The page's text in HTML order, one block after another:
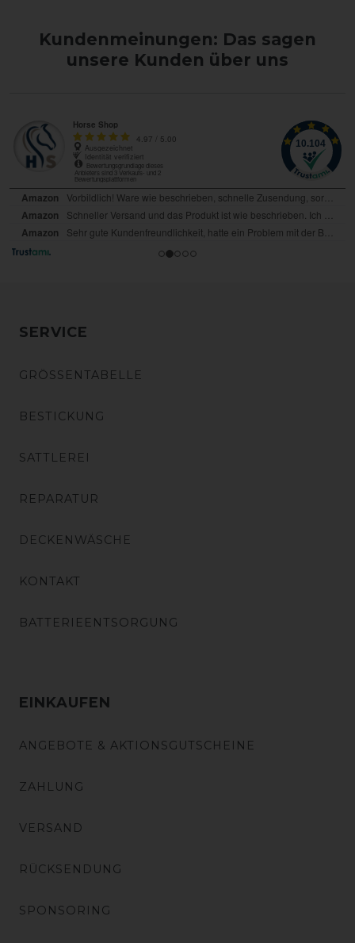
Kundenmeinungen: Das sagen
unsere Kunden über uns
SERVICE
GRÖSSENTABELLE
BESTICKUNG
SATTLEREI
REPARATUR
DECKENWÄSCHE
KONTAKT
BATTERIEENTSORGUNG
EINKAUFEN
ANGEBOTE & AKTIONSGUTSCHEINE
ZAHLUNG
VERSAND
RÜCKSENDUNG
SPONSORING